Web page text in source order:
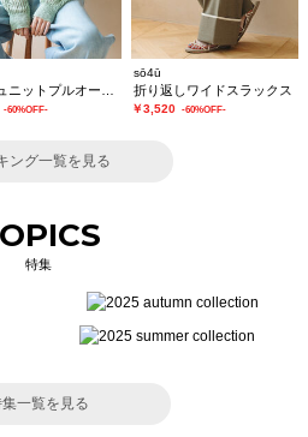
-60%OFF-
sō4ū
折り返しワイドスラックス
￥3,520 -60%OFF-
ング一覧を見る
特集
一覧を見る